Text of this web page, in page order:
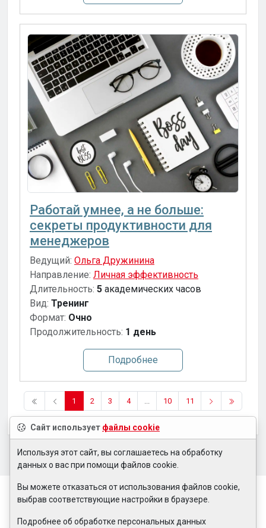
Работай умнее, а не больше:
секреты продуктивности для
менеджеров
Ведущий: Ольга Дружинина
Направление: Личная эффективность
Длительность: 5 академических часов
Вид: Тренинг
Формат: Очно
Продолжительность: 1 день
Подробнее
1 2 3 4 ... 10 11
Сайт использует файлы cookie
Используя этот сайт, вы соглашаетесь на обработку
данных о вас при помощи файлов cookie.
Вы можете отказаться от использования файлов cookie,
выбрав соответствующие настройки в браузере.
Подробнее об обработке персональных данных